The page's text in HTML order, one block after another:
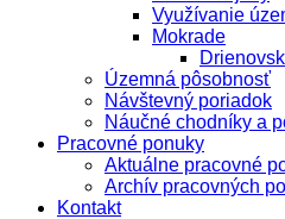
Využívanie
Mokrade
Územná pôsobnosť
Návštevný poriadok
Náučné chodníky a
Pracovné ponuky
Aktuálne pracovné
Archív pracovných
Kontakt